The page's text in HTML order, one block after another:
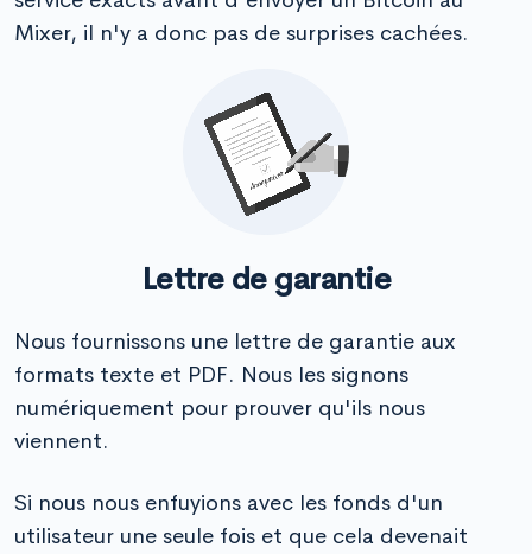
Mixer, il n'y a donc pas de surprises cachées.
Lettre de garantie
Nous fournissons une lettre de garantie aux
formats texte et PDF. Nous les signons
numériquement pour prouver qu'ils nous
viennent.
Si nous nous enfuyions avec les fonds d'un
utilisateur une seule fois et que cela devenait